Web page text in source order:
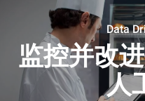
Data
监控并改
人